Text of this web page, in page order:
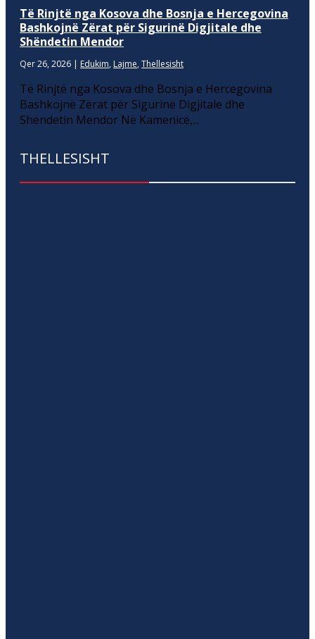
Të Rinjtë nga Kosova dhe Bosnja e Hercegovina
Bashkojnë Zërat për Sigurinë Digjitale dhe
Shëndetin Mendor
Qer 26, 2026 | Edukim, Lajme, Thellesisht
Të Rinjtë nga Kosova dhe Bosnja e Hercegovina
Bashkojnë Zërat për Sigurinë Digjitale dhe
Shëndetin Mendor Në Kamenicë,...
THELLESISHT